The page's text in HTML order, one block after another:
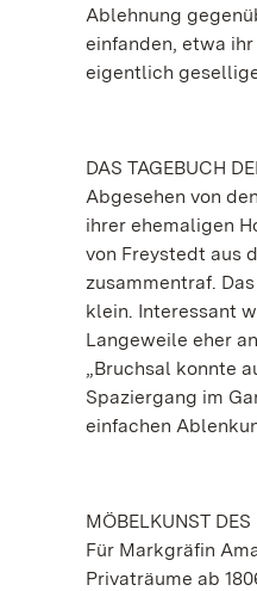
Ablehnung
einfanden, etwa
eigentlich
DAS TAGEBUCH
Abgesehen von
ihrer ehemaligen
von Freystedt aus
zusammentraf.
klein. Interessant
Langeweile eher
„Bruchsal konnte
Spaziergang im
einfachen
MÖBELKUNST DES
Für Markgräfin
Privaträume ab